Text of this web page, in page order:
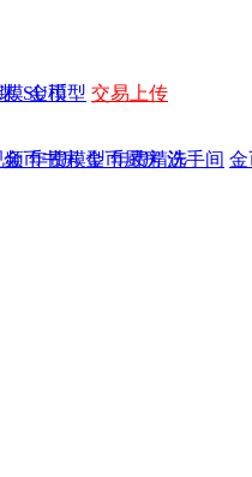
模 金币
频 年费模型 年费精选
SU模型 交易上传
金币书房 金币厨房 洗手间 金